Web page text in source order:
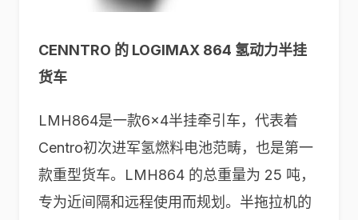
CENNTRO 的 LOGIMAX 864 氢动力半挂
货车
LMH864是一款6×4半挂牵引车，代表着
Centro初次进军氢燃料电池范畴，也是第一
款重型货车。LMH864 的总重量为 25 吨，
专为近间隔和远程使用而规划。半拖拉机的